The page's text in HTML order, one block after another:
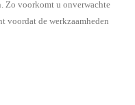
Zo voorkomt u onverwachte
voordat de werkzaamheden